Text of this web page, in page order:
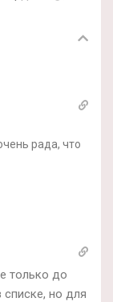
рада, что
только до
но для